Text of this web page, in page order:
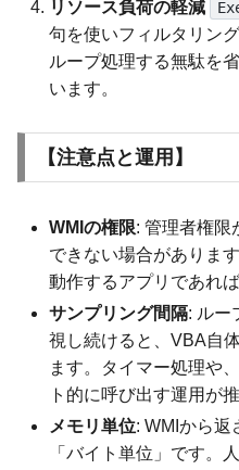
リソース負荷の軽減
句を使いフィルタリン
ループ処理する無駄を
います。
【注意点と運用】
WMIの権限: 管理者権限
できない場合がありま
動作するアプリであれ
サンプリング間隔: ルー
視し続けると、VBA自
ます。タイマー処理や
ト的に呼び出す運用が
メモリ単位: WMIから返
「バイト単位」です。